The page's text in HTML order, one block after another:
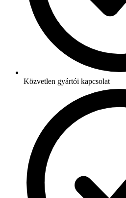
Közvetlen gyártói kapcsolat